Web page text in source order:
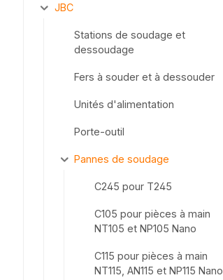
JBC
Stations de soudage et
dessoudage
Fers à souder et à dessouder
Unités d'alimentation
Porte-outil
Pannes de soudage
C245 pour T245
C105 pour pièces à main
NT105 et NP105 Nano
C115 pour pièces à main
NT115, AN115 et NP115 Nano